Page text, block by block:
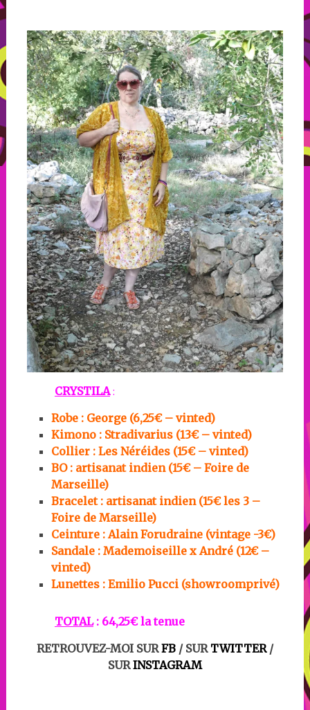
CRYSTILA :
Robe : George (6,25€ – vinted)
Kimono : Stradivarius (13€ – vinted)
Collier : Les Néréides (15€ – vinted)
BO : artisanat indien (15€ – Foire de
Marseille)
Bracelet : artisanat indien (15€ les 3 –
Foire de Marseille)
Ceinture : Alain Forudraine (vintage -3€)
Sandale : Mademoiseille x André (12€ –
vinted)
Lunettes : Emilio Pucci (showroomprivé)
TOTAL: 64,25€ la tenue
RETROUVEZ-MOI SUR FB / SUR TWITTER/
SURINSTAGRAM